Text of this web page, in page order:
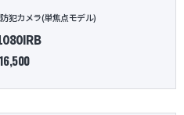
犯カメラ(単焦点モデル)